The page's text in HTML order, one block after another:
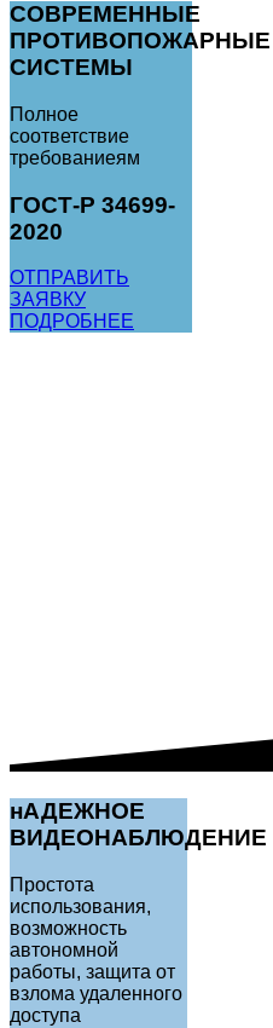
СОВРЕМЕННЫЕ
ПРОТИВОПОЖАРНЫЕ
СИСТЕМЫ
Полное
соответствие
требованиеям
ГОСТ-Р 34699-
2020
ОТПРАВИТЬ
ЗАЯВКУ
ПОДРОБНЕЕ
нАДЕЖНОЕ
ВИДЕОНАБЛЮДЕНИЕ
Простота
использования,
возможность
автономной
работы, защита от
взлома удаленного
доступа